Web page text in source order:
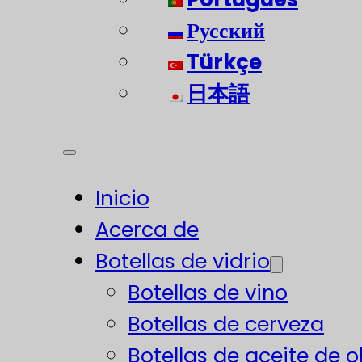
Русский
Türkçe
日本語
Inicio
Acerca de
Botellas de vidrio
Botellas de vino
Botellas de cerveza
Botellas de aceite de